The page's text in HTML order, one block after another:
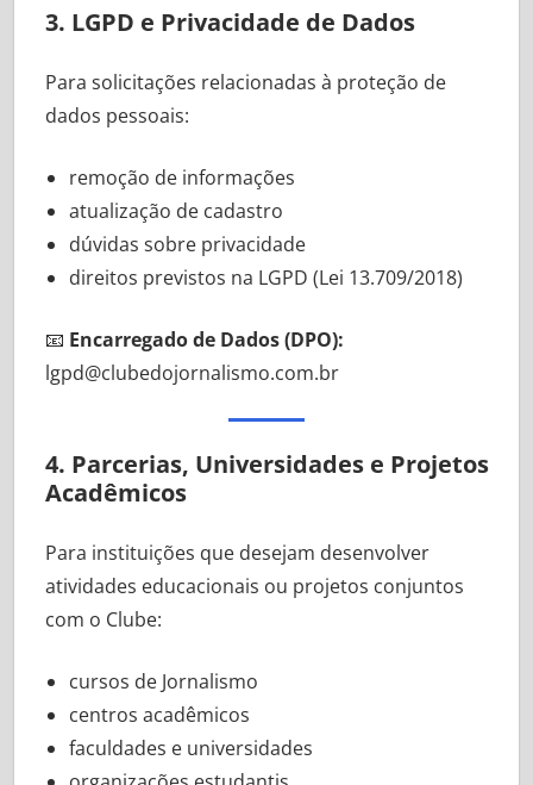
3. LGPD e Privacidade de Dados
Para solicitações relacionadas à proteção de
dados pessoais:
remoção de informações
atualização de cadastro
dúvidas sobre privacidade
direitos previstos na LGPD (Lei 13.709/2018)
📧 Encarregado de Dados (DPO):
lgpd@clubedojornalismo.com.br
4. Parcerias, Universidades e Projetos
Acadêmicos
Para instituições que desejam desenvolver
atividades educacionais ou projetos conjuntos
com o Clube:
cursos de Jornalismo
centros acadêmicos
faculdades e universidades